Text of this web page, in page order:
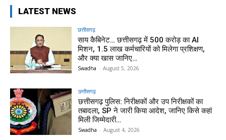
LATEST NEWS
छत्तीसगढ़
साय कैबिनेट… छत्तीसगढ़ में 500 करोड़ का AI
मिशन, 1.5 लाख कर्मचारियों को मिलेगा प्रशिक्षण,
और क्या खास जानिए…
Swadha - August 5, 2026
छत्तीसगढ़
छत्तीसगढ़ पुलिस: निरीक्षकों और उप निरीक्षकों का
तबादला, SP ने जारी किया आदेश, जानिए किसे कहां
मिली जिम्मेदारी…
Swadha - August 4, 2026